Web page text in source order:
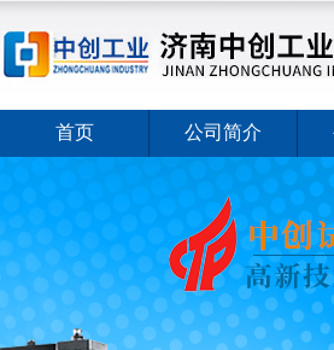
首页 公司简介